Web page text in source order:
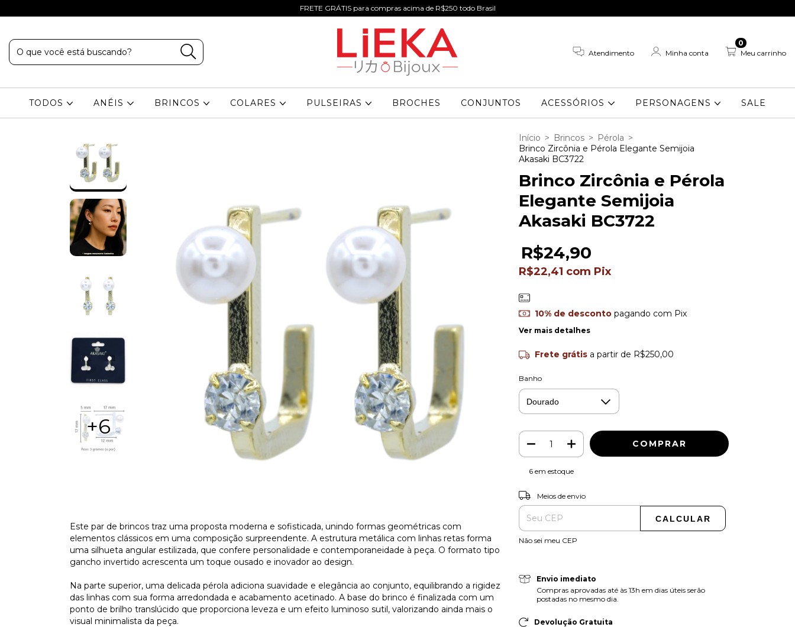
FRETE GRÁTIS para compras acima de R$250 todo Brasil
Atendimento Minha conta Meu carrinho
0
TODOS ANÉIS BRINCOS COLARES PULSEIRAS BROCHES CONJUNTOS ACESSÓRIOS PERSONAGENS SALE
+6
Este par de brincos traz uma proposta moderna e sofisticada, unindo formas geométricas com
elementos clássicos em uma composição surpreendente. A estrutura metálica com linhas retas forma
uma silhueta angular estilizada, que confere personalidade e contemporaneidade à peça. O formato tipo
gancho invertido acrescenta um toque ousado e inovador ao design.
Na parte superior, uma delicada pérola adiciona suavidade e elegância ao conjunto, equilibrando a rigidez
das linhas com sua forma arredondada e acabamento acetinado. A base do brinco é finalizada com um
ponto de brilho translúcido que proporciona leveza e um efeito luminoso sutil, valorizando ainda mais o
visual minimalista da peça.
Início > Brincos > Pérola >
Brinco Zircônia e Pérola Elegante Semijoia
Akasaki BC3722
Brinco Zircônia e Pérola
Elegante Semijoia
Akasaki BC3722
R$24,90
R$22,41 com Pix
10% de descontopagando com Pix
Ver mais detalhes
Frete grátis a partir de R$250,00
Banho
6 em estoque
Entregas para o CEP:
Meios de envio
CALCULAR
Não sei meu CEP
Envio imediato
Compras aprovadas até às 13h em dias úteis serão
postadas no mesmo dia.
Devolução Gratuita